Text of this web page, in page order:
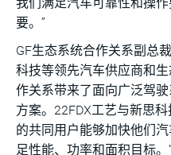
要。”
GF生态系统合作关系副总
科技等领先汽车供应商和
作关系带来了面向广泛驾
方案。22FDX工艺与新思
的共同用户能够加快他们
足性能、功率和面积目标。”